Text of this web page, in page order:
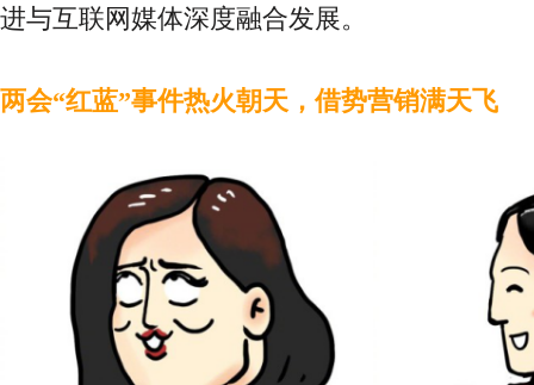
进与互联网媒体深度融合发展。
两会“红蓝”事件热火朝天，借势营销满天飞